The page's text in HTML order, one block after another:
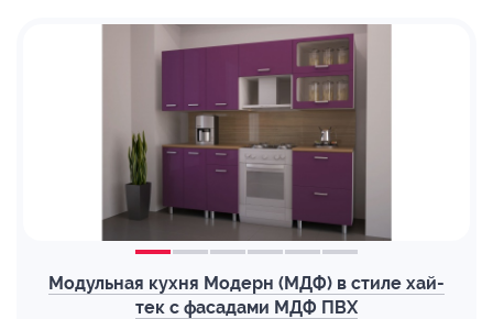
Модульная кухня Модерн (МДФ) в стиле хай-
тек с фасадами МДФ ПВХ